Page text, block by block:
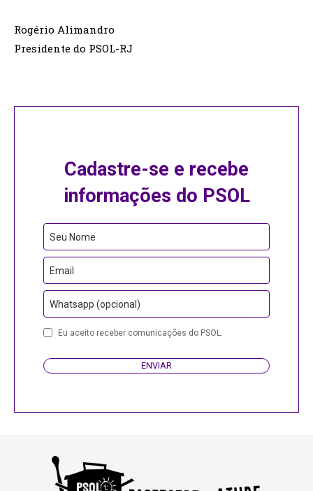
Rogério Alimandro
Presidente do PSOL-RJ
Cadastre-se e recebe
informações do PSOL
Business
Email
Seu Nome
Email
Whatsapp (opcional)
Eu aceito receber comunicações do PSOL.
ENVIAR